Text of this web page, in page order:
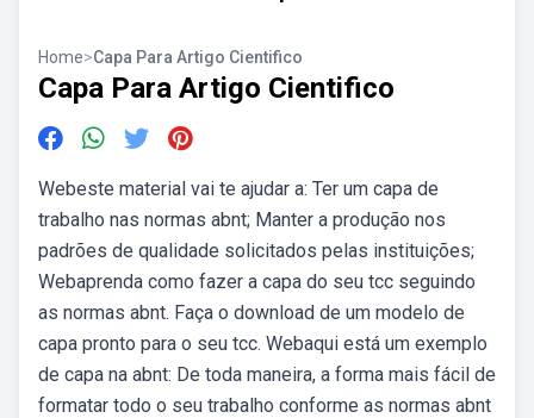
Home>Capa Para Artigo Cientifico
Capa Para Artigo Cientifico
Webeste material vai te ajudar a: Ter um capa de
trabalho nas normas abnt; Manter a produção nos
padrões de qualidade solicitados pelas instituições;
Webaprenda como fazer a capa do seu tcc seguindo
as normas abnt. Faça o download de um modelo de
capa pronto para o seu tcc. Webaqui está um exemplo
de capa na abnt: De toda maneira, a forma mais fácil de
formatar todo o seu trabalho conforme as normas abnt